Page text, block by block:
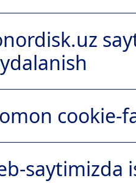
egasi: cookie-
saytimizda